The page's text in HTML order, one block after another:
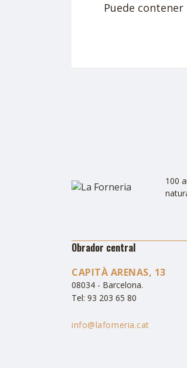
Puede
100
Obrador central
CAPITÀ ARENAS, 13
08034 - Barcelona.
Tel: 93 203 65 80
info@laforneria.cat